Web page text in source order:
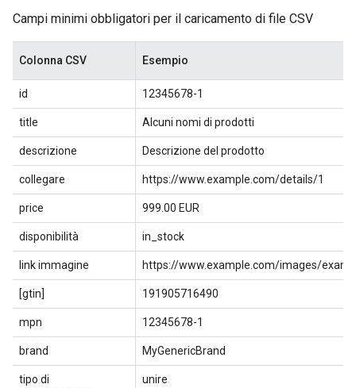
Campi minimi obbligatori per il caricamento di file CSV
Colonna CSV Esempio
id 12345678-1
title Alcuni nomi di prodotti
descrizione Descrizione del prodotto
collegare https://www.example.com/details/1
price 999.00 EUR
disponibilità in_stock
link immagine https://www.example.com/images/
[gtin] 191905716490
mpn 12345678-1
brand MyGenericBrand
tipo di
unire